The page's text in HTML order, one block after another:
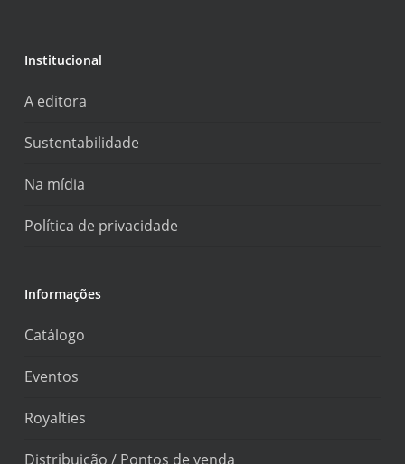
Institucional
A editora
Sustentabilidade
Na mídia
Política de privacidade
Informações
Catálogo
Eventos
Royalties
Distribuição / Pontos de venda